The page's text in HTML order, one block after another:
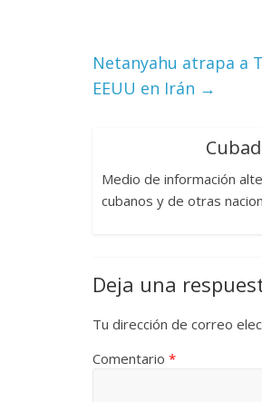
Netanyahu atrapa a
EEUU en Irán →
Medio de información
cubanos y de otras
Deja una
Tu dirección de correo
Comentario *